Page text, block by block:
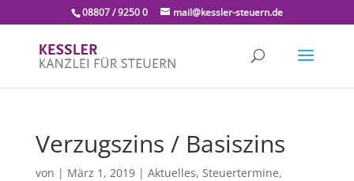
08807 / 9250 0 mail@kessler-steuern.de
Verzugszins / Basiszins
von | März 1, 2019| Aktuelles, Steuertermine,